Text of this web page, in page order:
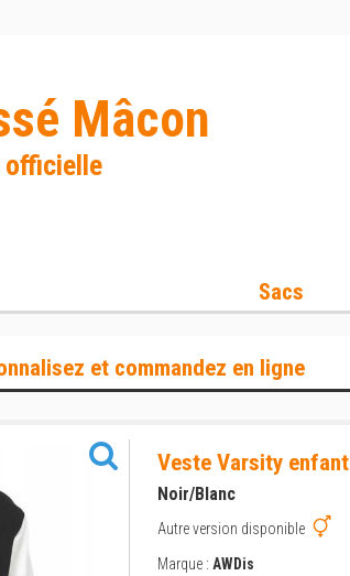
Mâcon
officielle
Sacs
et commandez en ligne
Veste Varsity enfant
Noir/Blanc
Autre version disponible
Marque : AWDis